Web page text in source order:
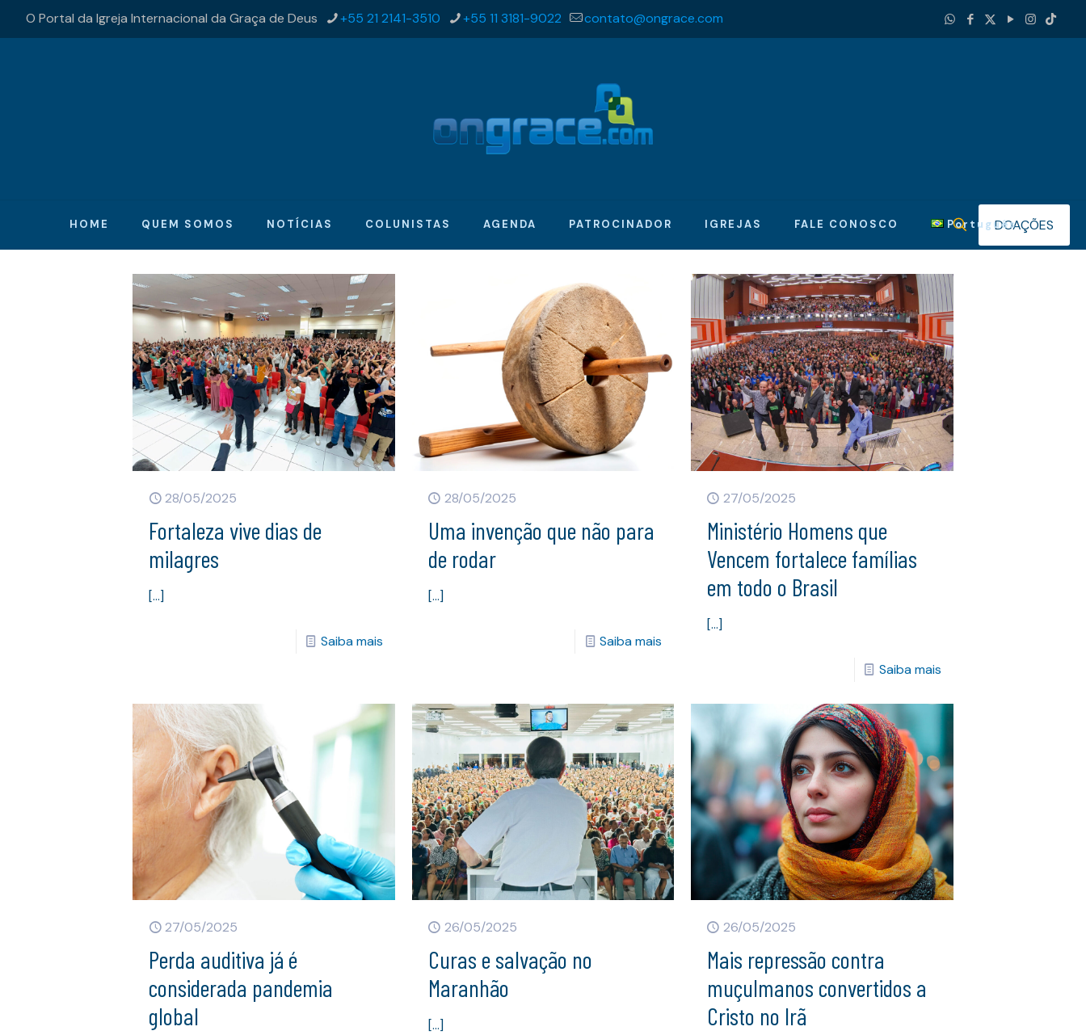
O Portal da Igreja Internacional da Graça de Deus +55 21 2141-3510 +55 11 3181-9022 contato@ongrace.com
HOME QUEM SOMOS NOTÍCIAS COLUNISTAS AGENDA PATROCINADOR IGREJAS FALE CONOSCO PortuguêsDOAÇÕES
28/05/2025
Fortaleza vive dias de
milagres
[…]
Saiba mais
28/05/2025
Uma invenção que não para
de rodar
[…]
Saiba mais
27/05/2025
Ministério Homens que
Vencem fortalece famílias
em todo o Brasil
[…]
Saiba mais
27/05/2025
Perda auditiva já é
considerada pandemia
global
26/05/2025
Curas e salvação no
Maranhão
[…]
26/05/2025
Mais repressão contra
muçulmanos convertidos a
Cristo no Irã